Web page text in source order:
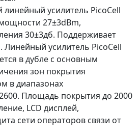
усилитель PicoCell
27±3dBm,
30±3дб. Поддерживает
Линейный усилитель PicoCell
в дубле с основным
зон покрытия
в диапазонах
Площадь покрытия до 2000
LCD дисплей,
сети операторов связи от